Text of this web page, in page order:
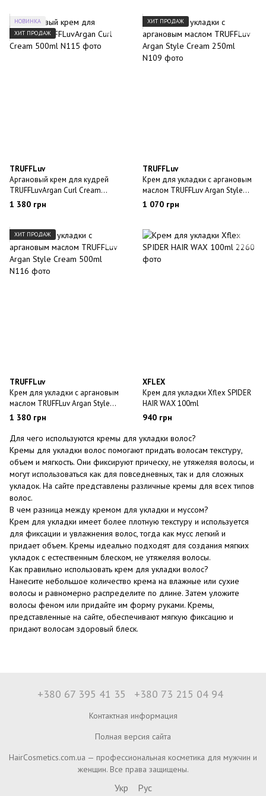
НОВИНКА
ХИТ ПРОДАЖ
TRUFFLuv
Аргановый крем для кудрей
TRUFFLuvArgan Curl Cream
500ml
1 380 грн
ХИТ ПРОДАЖ
TRUFFLuv
Крем для укладки с аргановым
маслом TRUFFLuv Argan Style
Cream 250ml
1 070 грн
ХИТ ПРОДАЖ
TRUFFLuv
Крем для укладки с аргановым
маслом TRUFFLuv Argan Style
Cream 500ml
1 380 грн
XFLEX
Крем для укладки Xflex SPIDER
HAIR WAX 100ml
940 грн
Для чего используются кремы для укладки волос?
Кремы для укладки волос помогают придать волосам текстуру,
объем и мягкость. Они фиксируют прическу, не утяжеляя волосы, и
могут использоваться как для повседневных, так и для сложных
укладок. На сайте представлены различные кремы для всех типов
волос.
В чем разница между кремом для укладки и муссом?
Крем для укладки имеет более плотную текстуру и используется
для фиксации и увлажнения волос, тогда как мусс легкий и
придает объем. Кремы идеально подходят для создания мягких
укладок с естественным блеском, не утяжеляя волосы.
Как правильно использовать крем для укладки волос?
Нанесите небольшое количество крема на влажные или сухие
волосы и равномерно распределите по длине. Затем уложите
волосы феном или придайте им форму руками. Кремы,
представленные на сайте, обеспечивают мягкую фиксацию и
придают волосам здоровый блеск.
+380 67 395 41 35 +380 73 215 04 94
Контактная информация
Полная версия сайта
HairCosmetics.com.ua — профессиональная косметика для мужчин и
женщин. Все права защищены.
Укр Рус